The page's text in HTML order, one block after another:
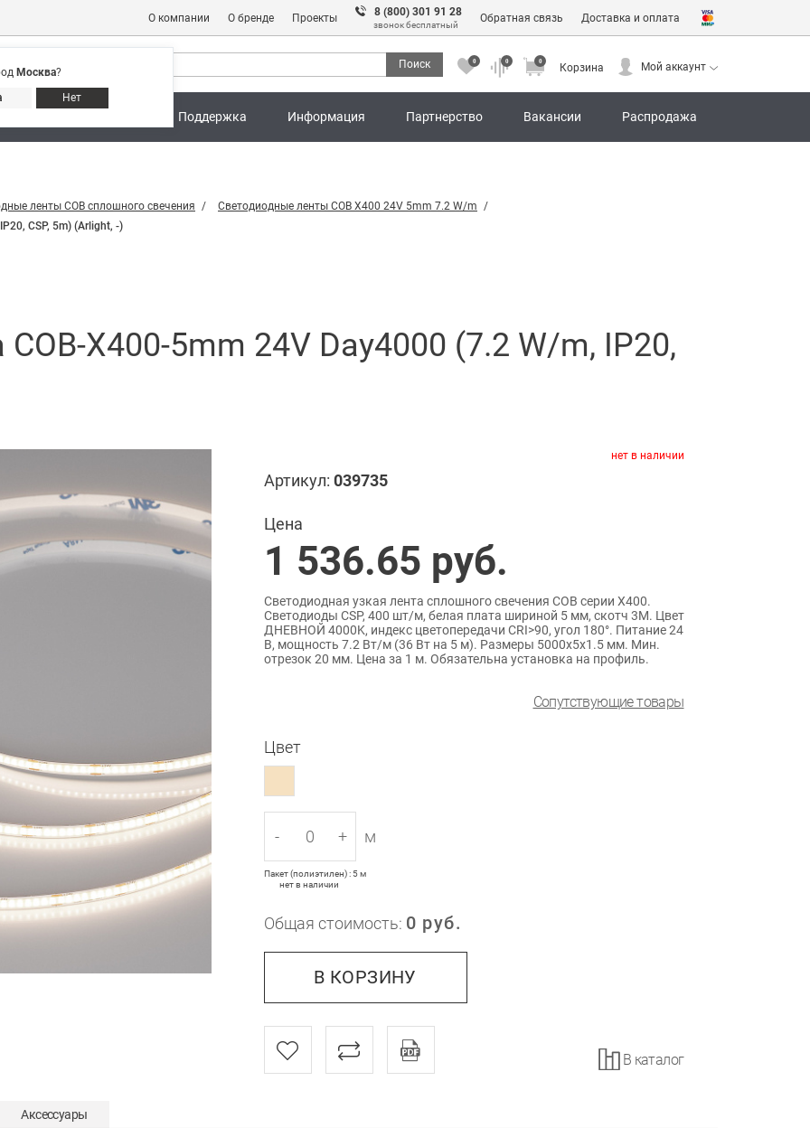
Москва?
Нет
О компании О бренде Проекты 8 (800) 301 91 28
звонок бесплатный
Обратная связь Доставка и оплата
Поиск 0 0 0
Корзина Мой аккаунт
Поддержка Информация Партнерство Вакансии Распродажа
Адреса магазинов 8 (800) 301 91 28 Корзина Мой аккаунт
ленты COB сплошного свечения
Светодиодные ленты COB X400 24V 5mm 7.2 W/m
CSP, 5m) (Arlight, -)
X400-5mm 24V Day4000 (7.2 W/m, IP20,
нет в наличии
Артикул: 039735
Цена
1 536.65 руб.
Светодиодная узкая лента сплошного свечения COB серии X400.
Светодиоды CSP, 400 шт/м, белая плата шириной 5 мм, скотч 3M. Цвет
ДНЕВНОЙ 4000K, индекс цветопередачи CRI>90, угол 180°. Питание 24
В, мощность 7.2 Вт/м (36 Вт на 5 м). Размеры 5000х5х1.5 мм. Мин.
отрезок 20 мм. Цена за 1 м. Обязательна установка на профиль.
Сопутствующие товары
Цвет
- + м
Пакет (полиэтилен) : 5 м
нет в наличии
Общая стоимость: 0 руб.
В КОРЗИНУ
В каталог
Аксессуары